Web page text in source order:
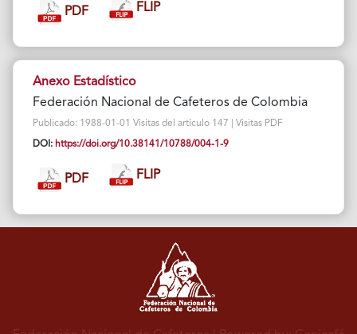
PDF FLIP
Anexo Estadístico
Federación Nacional de Cafeteros de Colombia
Publicado: 1988-01-01 Visitas del artículo 147 | Visitas PDF
DOI: https://doi.org/10.38141/10788/004-1-9
PDF FLIP